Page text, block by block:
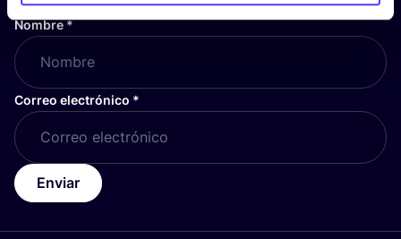
Nombre*
Correo electrónico *
Enviar